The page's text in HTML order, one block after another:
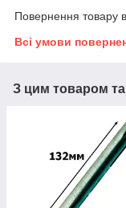
Повернення товару
Всі умови
З цим товаром